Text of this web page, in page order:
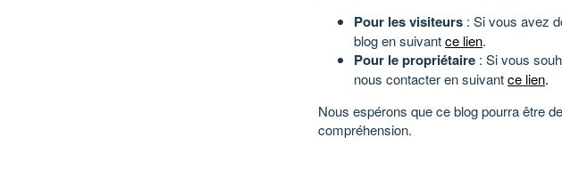
Pour les visiteurs : Si vous avez
blog en suivantce lien.
Pour le propriétaire : Si vous
nous contacter en suivantce lien.
Nous espérons que ce blog pourra être
compréhension.